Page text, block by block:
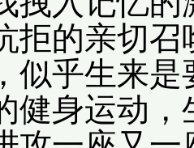
拒的亲切
似乎生来
健身运动